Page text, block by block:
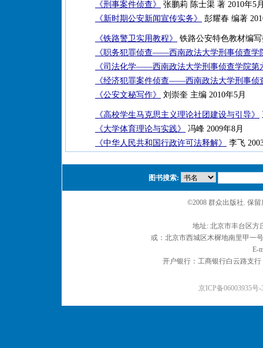
《刑事案件侦查》
张鹏莉 陈士渠 著 2010年5
《新时期公安新闻宣传实务》
彭耀春 编著
《铁路警卫实用教程》
铁路公安特色教材编
《职务犯罪侦查——西南政法大学刑事侦查学
《司法化学——西南政法大学刑事侦查学院第
《经济犯罪案件侦查——西南政法大学刑事侦
《公安文秘写作》
刘崇奎 主编 2010年5月
《高校学生马克思主义理论社团建设与引导》
《大学体育理论与实践》
冯峰 2009年8月
《中华人民共和国行政许可法释解》
李飞
图书搜索:
©2008 群众出版社. 保
地址: 北京市丰台区
或：北京市西城区木樨地南里甲一
E-
开户银行：工商银行白云路支
京ICP备06003935号-